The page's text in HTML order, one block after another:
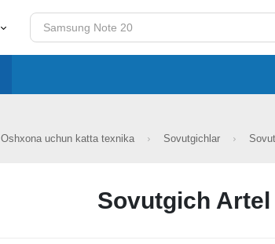
Oshxona uchun katta texnika Sovutgichlar
Sovutgich Artel